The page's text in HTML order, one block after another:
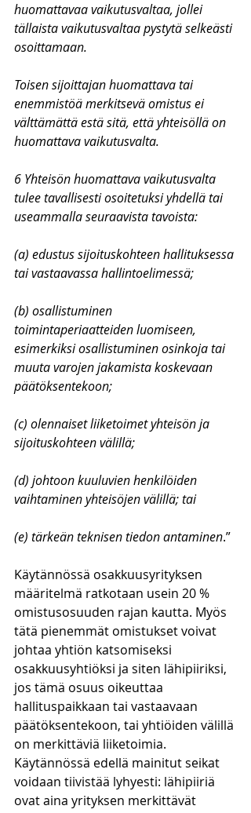
huomattavaa vaikutusvaltaa, jollei
tällaista vaikutusvaltaa pystytä selkeästi
osoittamaan.
Toisen sijoittajan huomattava tai
enemmistöä merkitsevä omistus ei
välttämättä estä sitä, että yhteisöllä on
huomattava vaikutusvalta.
6 Yhteisön huomattava vaikutusvalta
tulee tavallisesti osoitetuksi yhdellä tai
useammalla seuraavista tavoista:
(a) edustus sijoituskohteen hallituksessa
tai vastaavassa hallintoelimessä;
(b) osallistuminen
toimintaperiaatteiden luomiseen,
esimerkiksi osallistuminen osinkoja tai
muuta varojen jakamista koskevaan
päätöksentekoon;
(c) olennaiset liiketoimet yhteisön ja
sijoituskohteen välillä;
(d) johtoon kuuluvien henkilöiden
vaihtaminen yhteisöjen välillä; tai
(e) tärkeän teknisen tiedon antaminen.”
Käytännössä osakkuusyrityksen
määritelmä ratkotaan usein 20 %
omistusosuuden rajan kautta. Myös
tätä pienemmät omistukset voivat
johtaa yhtiön katsomiseksi
osakkuusyhtiöksi ja siten lähipiiriksi,
jos tämä osuus oikeuttaa
hallituspaikkaan tai vastaavaan
päätöksentekoon, tai yhtiöiden välillä
on merkittäviä liiketoimia.
Käytännössä edellä mainitut seikat
voidaan tiivistää lyhyesti: lähipiiriä
ovat aina yrityksen merkittävät